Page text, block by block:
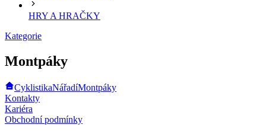
HRY A HRAČKY
Kategorie
Montpáky
CyklistikaNářadíMontpáky
Kontakty
Kariéra
Obchodní podmínky